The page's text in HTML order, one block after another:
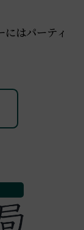
はパーティ